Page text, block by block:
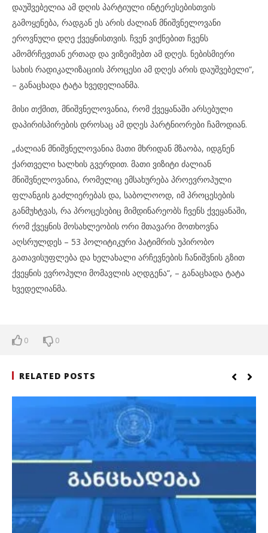
დაუშვებელია ამ დღის პარტიული ინტერესებისთვის
გამოყენება, რადგან ეს არის ძალიან მნიშვნელოვანი
ეროვნული დღე ქვეყნისთვის. ჩვენ ვიქნებით ჩვენს
ამომრჩევთან ერთად და ვიზეიმებთ ამ დღეს. ნებისმიერი
სახის რადიკალიზაციის პროცესი ამ დღეს არის დაუშვებელი“,
– განაცხადა ტატა ხვედელიანმა.
მისი თქმით, მნიშვნელოვანია, რომ ქვეყანაში არსებული
დაპირისპირების დროსაც ამ დღეს პარტნიორები ჩამოდიან.
„ძალიან მნიშვნელოვანია მათი მხრიდან მზაობა, იდგნენ
ქართველი ხალხის გვერდით. მათი ვიზიტი ძალიან
მნიშვნელოვანია, რომელიც ემსახურება პროევროპული
ფლანგის გაძლიერებას და, საბოლოოდ, იმ პროცესების
განმუხტვას, რა პროცესებიც მიმდინარეობს ჩვენს ქვეყანაში,
რომ ქვეყნის მოსახლეობის ორი მთავარი მოთხოვნა
აღსრულდეს – 53 პოლიტიკური პატიმრის უპირობო
გათავისუფლება და ხელახალი არჩევნების ჩანიშვნის გზით
ქვეყნის ევროპული მომავლის აღდგენა“, – განაცხადა ტატა
ხვედელიანმა.
0 0
RELATED POSTS